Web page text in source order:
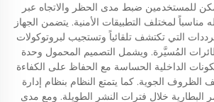
للمستخدمين ضبط مدى الحظر والاتجاه عبر
مناسباً لمختلف التطبيقات الأمنية. يتضمن الجهاز
التي تكتشف تلقائياً وتستجيب لبروتوكولات
المُسيَّرة. ويشمل التصميم المحمول وحدة
الداخلية الحساسة مع الحفاظ على الكفاءة
الظروف الجوية. كما يتمتع النظام بنظام إدارة
خلال فترات النشر الطويلة. ومع مدى